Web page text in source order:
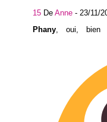
15 De Anne - 23/11/
Phany , oui,